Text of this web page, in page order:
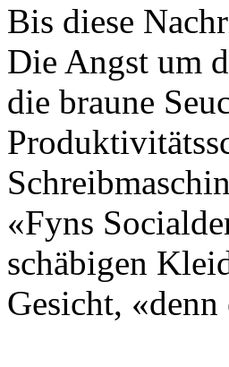
Bis diese
Die Angst um
die braune
«Fyns
schäbigen
Gesicht,